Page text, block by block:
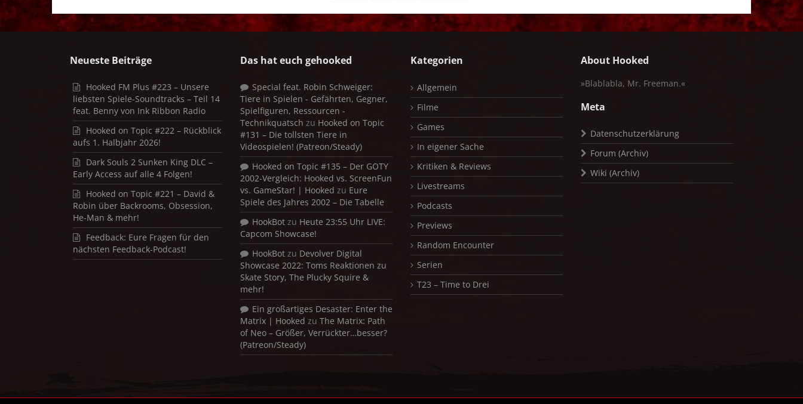
Neueste Beiträge
Hooked FM Plus #223 – Unsere
liebsten Spiele-Soundtracks – Teil 14
feat. Benny von Ink Ribbon Radio
Hooked on Topic #222 – Rückblick
aufs 1. Halbjahr 2026!
Dark Souls 2 Sunken King DLC –
Early Access auf alle 4 Folgen!
Hooked on Topic #221 – David &
Robin über Backrooms, Obsession,
He-Man & mehr!
Feedback: Eure Fragen für den
nächsten Feedback-Podcast!
Das hat euch gehooked
Special feat. Robin Schweiger:
Tiere in Spielen - Gefährten, Gegner,
Spielfiguren, Ressourcen -
Technikquatsch zu Hooked on Topic
#131 – Die tollsten Tiere in
Videospielen! (Patreon/Steady)
Hooked on Topic #135 – Der GOTY
2002-Vergleich: Hooked vs. ScreenFun
vs. GameStar! | Hooked zu Eure
Spiele des Jahres 2002 – Die Tabelle
HookBot zu Heute 23:55 Uhr LIVE:
Capcom Showcase!
HookBot zu Devolver Digital
Showcase 2022: Toms Reaktionen zu
Skate Story, The Plucky Squire &
mehr!
Ein großartiges Desaster: Enter the
Matrix | Hooked zu The Matrix: Path
of Neo – Größer, Verrückter…besser?
(Patreon/Steady)
Kategorien
Allgemein
Filme
Games
In eigener Sache
Kritiken & Reviews
Livestreams
Podcasts
Previews
Random Encounter
Serien
T23 – Time to Drei
About Hooked
»Blablabla, Mr. Freeman.«
Meta
Datenschutzerklärung
Forum (Archiv)
Wiki (Archiv)